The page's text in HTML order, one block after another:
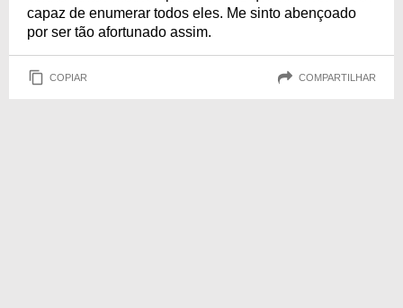
capaz de enumerar todos eles. Me sinto abençoado
por ser tão afortunado assim.
COPIAR COMPARTILHAR